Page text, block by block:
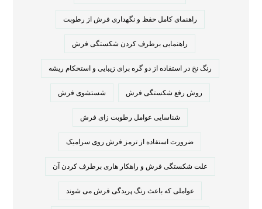
راهنمای کامل حفظ و نگهداری فرش از رطوبت
راهنمایی برطرف کردن شکستگی فرش
رنگ نخ در استفاده از دو گره برای زیبایی و استحکام ریشه
روش رفع شکستگی فرش شستشوی فرش
شناسایی عوامل رطوبت زای فرش
ضرورت استفاده از ترمز فرش روی سرامیک
علت شکستگی فرش و راهکار هاری برطرف کردن آن
عواملی که باعث رنگ پریدگی فرش می شوند